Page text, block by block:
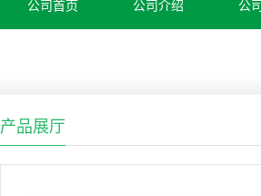
公司首页 公司介绍 公
产品展厅